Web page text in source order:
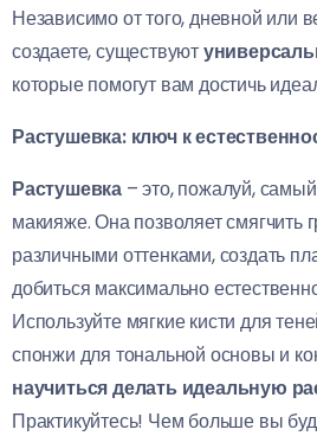
Независимо от того, дневной или
создаете, существуют
которые помогут вам достичь
Растушевка: ключ к
Растушевка – это, пожалуй,
макияже. Она позволяет смягчить
различными оттенками, создать
добиться максимально
Используйте мягкие кисти для
спонжи для тональной основы и
научиться делать идеальную
Практикуйтесь! Чем больше вы